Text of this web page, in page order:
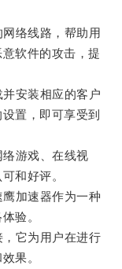
络线路，帮助用
软件的攻击，提
安装相应的客户
置，即可享受到
游戏、在线视
和好评。
加速器作为一种
验。
它为用户在进行
果。